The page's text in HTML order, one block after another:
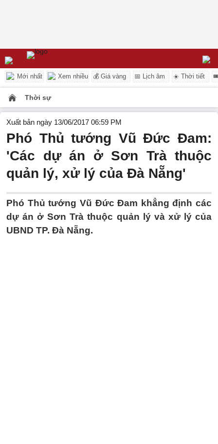
Mới nhất Xem nhiều 💰 Giá vàng 📅 Lịch âm ☀️ Thời tiết
Thời sự
Xuất bản ngày 13/06/2017 06:59 PM
Phó Thủ tướng Vũ Đức Đam:
'Các dự án ở Sơn Trà thuộc
quản lý, xử lý của Đà Nẵng'
Phó Thủ tướng Vũ Đức Đam khẳng định các
dự án ở Sơn Trà thuộc quản lý và xử lý của
UBND TP. Đà Nẵng.